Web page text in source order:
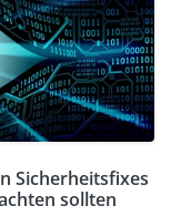
Sicherheitsfixes
sollten